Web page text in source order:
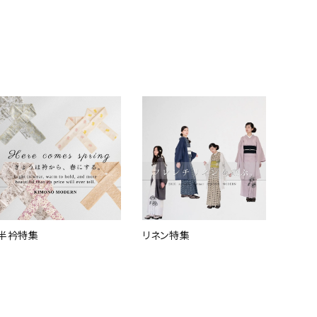
衿特集 リネン特集